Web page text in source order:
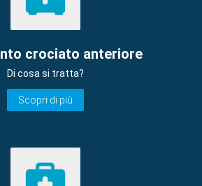
crociato anteriore
Di cosa si tratta?
Scopri di più